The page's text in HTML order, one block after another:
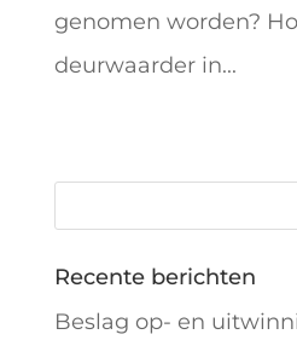
genomen worden?
deurwaarder in...
Recente berichten
Beslag op- en